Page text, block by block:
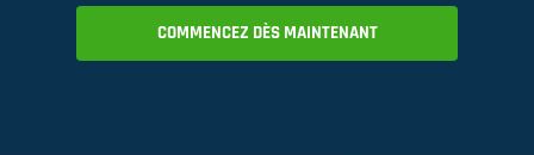
COMMENCEZ DÈS MAINTENANT